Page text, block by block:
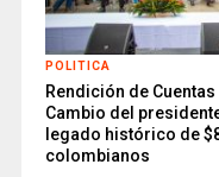
POLITICA
Rendición de
Cambio del
legado histórico de
colombianos